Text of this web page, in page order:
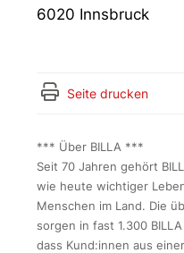
6020 Innsbruck
Seite drucken
*** Über BILLA ***
Seit 70 Jahren gehört
wie heute wichtiger
Menschen im Land. Die
sorgen in fast 1.300
dass Kund:innen aus